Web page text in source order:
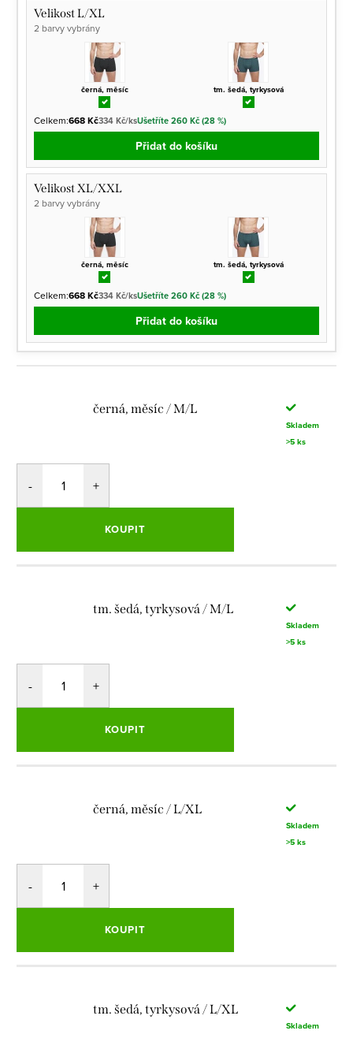
Velikost L/XL
2 barvy vybrány
černá, měsíc tm. šedá, tyrkysová
Celkem:668 Kč334 Kč/ksUšetříte 260 Kč (28 %)
Přidat do košíku
Velikost XL/XXL
2 barvy vybrány
černá, měsíc tm. šedá, tyrkysová
Celkem:668 Kč334 Kč/ksUšetříte 260 Kč (28 %)
Přidat do košíku
černá, měsíc / M/L
Skladem
>5 ks
KOUPIT
tm. šedá, tyrkysová / M/L
Skladem
>5 ks
KOUPIT
černá, měsíc / L/XL
Skladem
>5 ks
KOUPIT
tm. šedá, tyrkysová / L/XL
Skladem